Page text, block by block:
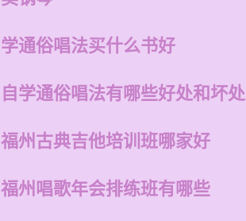
学通俗唱法买什么书好
自学通俗唱法有哪些好处和坏处
福州古典吉他培训班哪家好
福州唱歌年会排练班有哪些